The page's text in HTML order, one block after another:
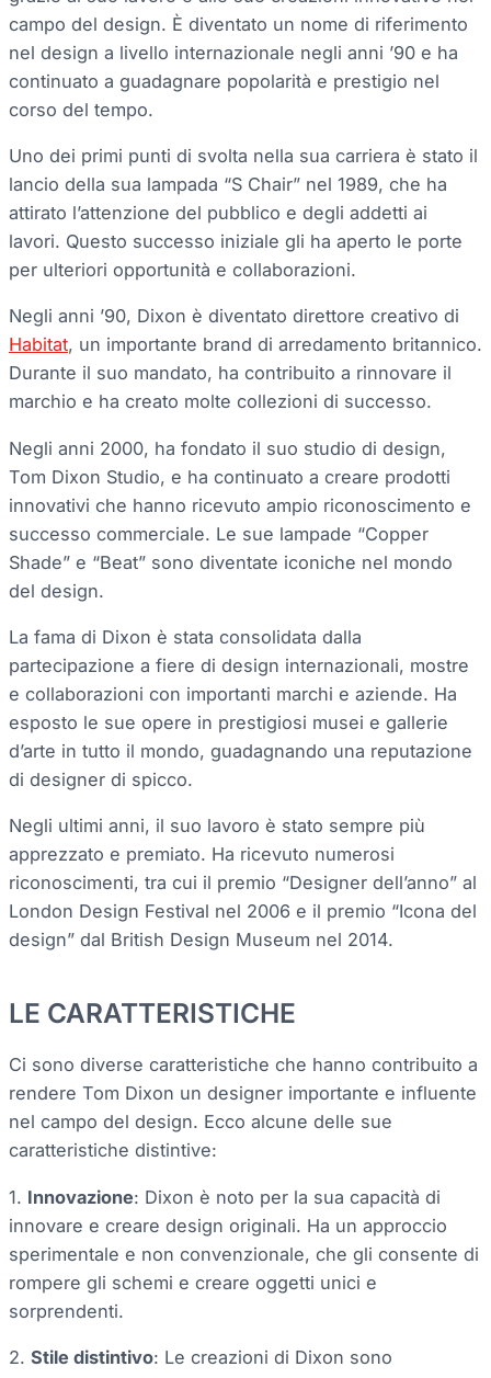
campo del design. È diventato un nome di riferimento
nel design a livello internazionale negli anni ’90 e ha
continuato a guadagnare popolarità e prestigio nel
corso del tempo.
Uno dei primi punti di svolta nella sua carriera è stato il
lancio della sua lampada “S Chair” nel 1989, che ha
attirato l’attenzione del pubblico e degli addetti ai
lavori. Questo successo iniziale gli ha aperto le porte
per ulteriori opportunità e collaborazioni.
Negli anni ’90, Dixon è diventato direttore creativo di
Habitat, un importante brand di arredamento britannico.
Durante il suo mandato, ha contribuito a rinnovare il
marchio e ha creato molte collezioni di successo.
Negli anni 2000, ha fondato il suo studio di design,
Tom Dixon Studio, e ha continuato a creare prodotti
innovativi che hanno ricevuto ampio riconoscimento e
successo commerciale. Le sue lampade “Copper
Shade” e “Beat” sono diventate iconiche nel mondo
del design.
La fama di Dixon è stata consolidata dalla
partecipazione a fiere di design internazionali, mostre
e collaborazioni con importanti marchi e aziende. Ha
esposto le sue opere in prestigiosi musei e gallerie
d’arte in tutto il mondo, guadagnando una reputazione
di designer di spicco.
Negli ultimi anni, il suo lavoro è stato sempre più
apprezzato e premiato. Ha ricevuto numerosi
riconoscimenti, tra cui il premio “Designer dell’anno” al
London Design Festival nel 2006 e il premio “Icona del
design” dal British Design Museum nel 2014.
LE CARATTERISTICHE
Ci sono diverse caratteristiche che hanno contribuito a
rendere Tom Dixon un designer importante e influente
nel campo del design. Ecco alcune delle sue
caratteristiche distintive:
1. Innovazione: Dixon è noto per la sua capacità di
innovare e creare design originali. Ha un approccio
sperimentale e non convenzionale, che gli consente di
rompere gli schemi e creare oggetti unici e
sorprendenti.
2. Stile distintivo: Le creazioni di Dixon sono